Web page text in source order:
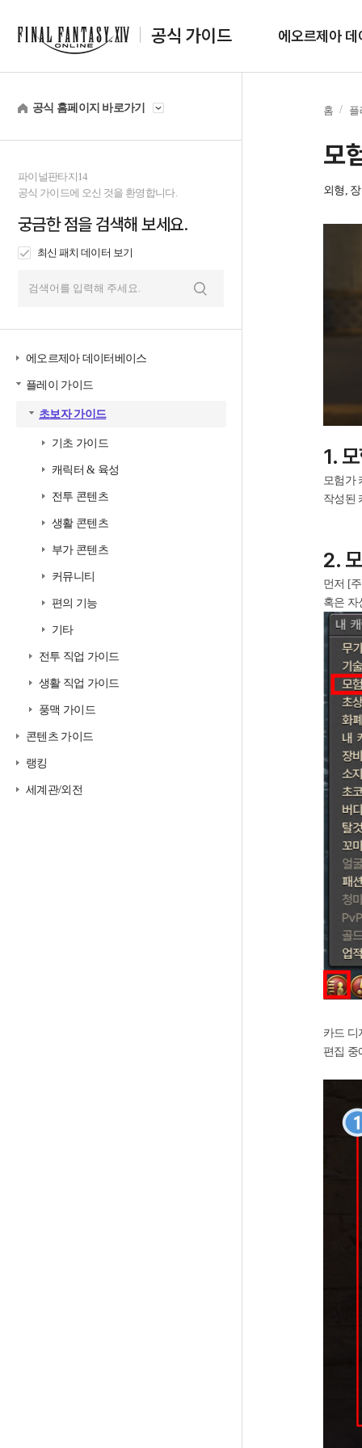
공식 가이드 에오르제아
공식 홈페이지 바로가기
파이널판타지14
공식 가이드에 오신 것을 환영합니다.
궁금한 점을 검색해 보세요.
최신 패치 데이터 보기
에오르제아 데이터베이스
플레이 가이드
초보자 가이드
기초 가이드
캐릭터 & 육성
전투 콘텐츠
생활 콘텐츠
부가 콘텐츠
커뮤니티
편의 기능
기타
전투 직업 가이드
생활 직업 가이드
풍맥 가이드
콘텐츠 가이드
랭킹
세계관/외전
홈 플
모
외형,
1.
모험가
작성된
2.
먼저 [
혹은 자
카드 디
편집 중